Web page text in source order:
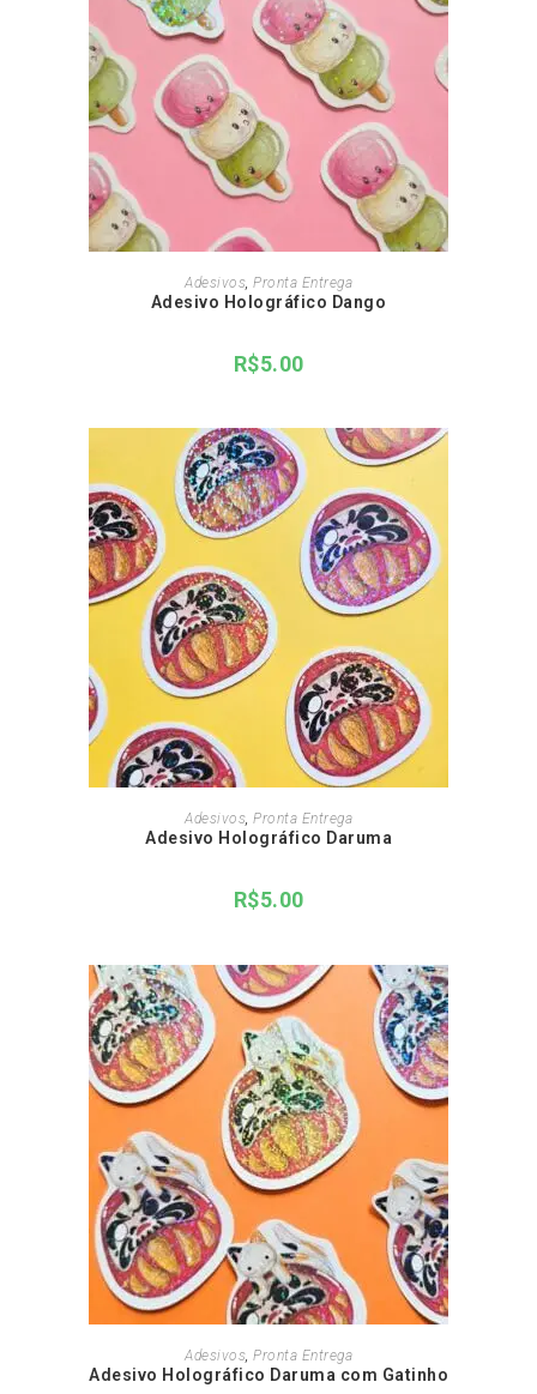
ADICIONAR AO CARRINHO
Adesivos Pronta Entrega
Adesivo Holográfico Dango
R$5.00
ADICIONAR AO CARRINHO
Adesivos, Pronta Entrega
Adesivo Holográfico Daruma
R$5.00
ADICIONAR AO CARRINHO
Adesivos Pronta Entrega
Adesivo Holográfico Daruma com Gatinho